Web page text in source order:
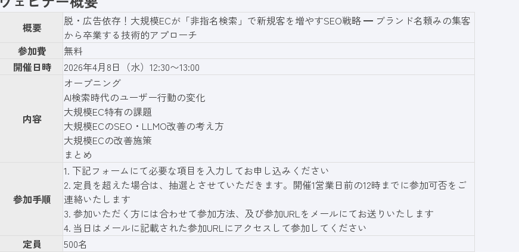
概要
脱・広告依存！大規模ECが「非指名検索」で新規客を増やすSEO戦略 ━ ブランド名頼みの集客
から卒業する技術的アプローチ
参加費
無料
開催日時
2026年4月8日（水）12:30〜13:00
内容
オープニング
AI検索時代のユーザー行動の変化
大規模EC特有の課題
大規模ECのSEO・LLMO改善の考え方
大規模ECの改善施策
まとめ
参加手順
1. 下記フォーム にて必要な項目を入力してお申し込みください
2. 定員を超えた場合は、抽選とさせていただきます。開催1営業日前の12時までに参加可否をご
連絡いたします
3. 参加いただく方には合わせて参加方法、及び参加URLをメールにてお送りいたします
4. 当日はメールに記載された参加URLにアクセスして参加してください
定員
500名